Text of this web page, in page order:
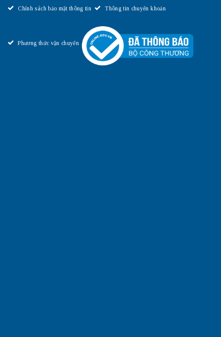
Chính sách bảo mật thông tin Thông tin chuyển khoản
Phương thức vận chuyển